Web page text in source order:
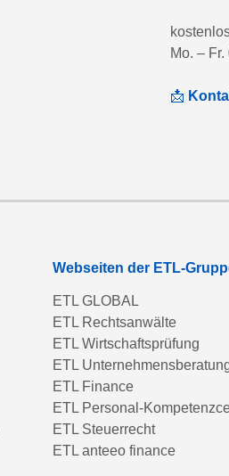
Mo. –
📩
Webseiten der ETL-
ETL GLOBAL
ETL Rechtsanwälte
ETL Wirtschaftsprüfung
ETL
ETL Finance
ETL Personal-
ETL Steuerrecht
ETL anteeo finance